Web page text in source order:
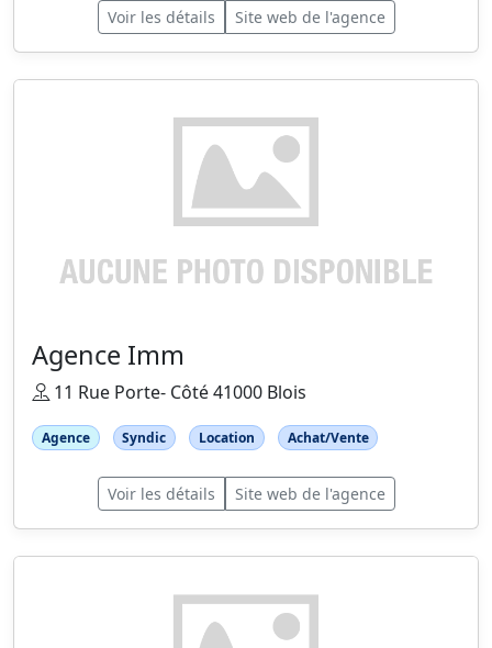
Voir les détails Site web de l'agence
Agence Imm
11 Rue Porte- Côté 41000 Blois
Agence Syndic Location Achat/Vente
Voir les détails Site web de l'agence